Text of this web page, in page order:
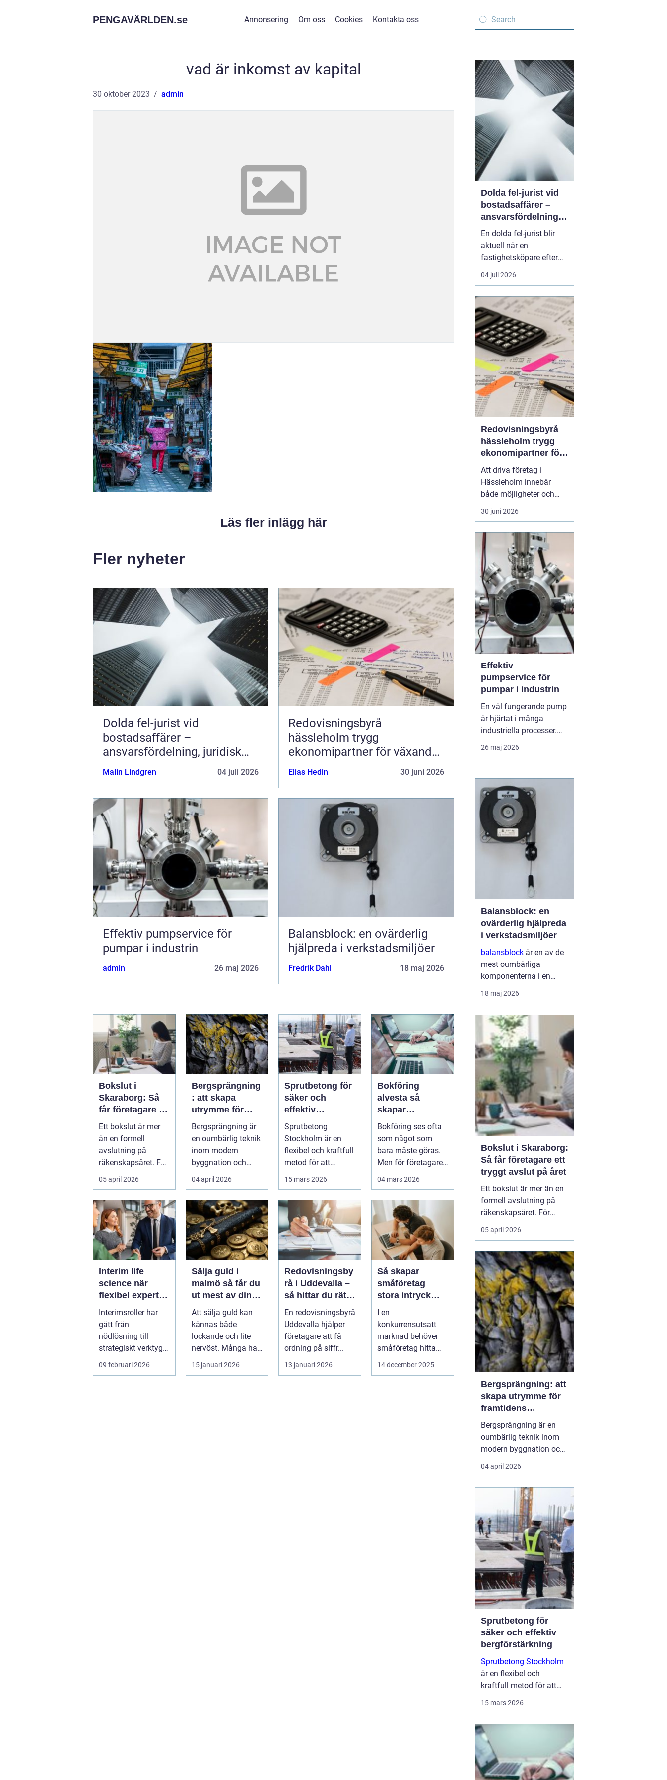
PENGAVÄRLDEN.se Annonsering Om oss Cookies Kontakta oss
vad är inkomst av kapital
30 oktober 2023 admin
Läs fler inlägg här
Fler nyheter
Dolda fel-jurist vid
bostadsaffärer –
ansvarsfördelning, juridisk
prövning och hantering av
fastighetstvister
Malin Lindgren 04 juli 2026
Redovisningsbyrå
hässleholm trygg
ekonomipartner för växande
företag
Elias Hedin 30 juni 2026
Effektiv pumpservice för
pumpar i industrin
admin 26 maj 2026
Balansblock: en ovärderlig
hjälpreda i verkstadsmiljöer
Fredrik Dahl 18 maj 2026
Bokslut i
Skaraborg: Så
får företagare ett
tryggt avslut på
året
Ett bokslut är mer
än en formell
avslutning på
räkenskapsåret. För
05 april 2026
Bergsprängning
: att skapa
utrymme för
framtidens
infrastruktur
Bergsprängning är
en oumbärlig teknik
inom modern
byggnation och
infrastrukturella fr...
04 april 2026
Sprutbetong för
säker och
effektiv
bergförstärknin
g
Sprutbetong
Stockholm är en
flexibel och kraftfull
metod för att
15 mars 2026
Bokföring
alvesta så
skapar
företagare
trygghet och
kontroll i
vardagen
Bokföring ses ofta
som något som
bara måste göras.
Men för företagare i
04 mars 2026
Interim life
science när
flexibel expertis
avgör takten
Interimsroller har
gått från
nödlösning till
strategiskt verktyg i
många bolag inom
09 februari 2026
Sälja guld i
malmö så får du
ut mest av dina
värdesaker
Att sälja guld kan
kännas både
lockande och lite
nervöst. Många har
ärvda smycken,
gamla släktklenod...
15 januari 2026
Redovisningsby
rå i Uddevalla –
så hittar du rätt
stöd för
företagets
ekonomi
En redovisningsbyrå
Uddevalla hjälper
företagare att få
ordning på siffr...
13 januari 2026
Så skapar
småföretag
stora intryck
med kreativ
marknadsföring
I en
konkurrensutsatt
marknad behöver
småföretag hitta
sätt att sticka ut
14 december 2025
Dolda fel-jurist vid
bostadsaffärer –
ansvarsfördelning,
juridisk prövning
och hantering av
fastighetstvister
En dolda fel-jurist blir
aktuell när en
fastighetsköpare efter
tillträdet upptäcker
brister som inte varit
upptäcka vid köpet. Det
kan röra sig om
konstruktionsfel,
fuktproblem elle...
04 juli 2026
Redovisningsbyrå
hässleholm trygg
ekonomipartner för
växande företag
Att driva företag i
Hässleholm innebär
både möjligheter och
ansvar. Särskilt
ekonomin kräver
dag: verifikationer ska
bokföras, löner betalas
ut, skatter räknas ut och
rapporter lämnas in i tid.
Många företagare
märker förr eller s...
30 juni 2026
Effektiv
pumpservice för
pumpar i industrin
En väl fungerande pump
är hjärtat i många
industriella processer.
När flödet stannar,
stannar ofta hela
spelar regelbunden
pumpserv...
26 maj 2026
Balansblock: en
ovärderlig hjälpreda
i verkstadsmiljöer
balansblock är en av de
mest oumbärliga
komponenterna i en
effektivt fungerande
verkstad. De underlättar
operatörerna, utan
maximerar också
produktionseffektivi...
18 maj 2026
Bokslut i Skaraborg:
Så får företagare ett
tryggt avslut på året
Ett bokslut är mer än en
formell avslutning på
räkenskapsåret. För
företagare i Skaraborg
fungerar det som ett
verksamheten mår, vilka
satsningar som lönat sig
och var riskerna finns...
05 april 2026
Bergsprängning: att
skapa utrymme för
framtidens
infrastruktur
Bergsprängning är en
oumbärlig teknik inom
modern byggnation och
infrastrukturella
framsteg. När det krävs
berg för att bana väg för
vägar, tunnlar eller
fundament, så...
04 april 2026
Sprutbetong för
säker och effektiv
bergförstärkning
Sprutbetong Stockholm
är en flexibel och
kraftfull metod för att
15 mars 2026